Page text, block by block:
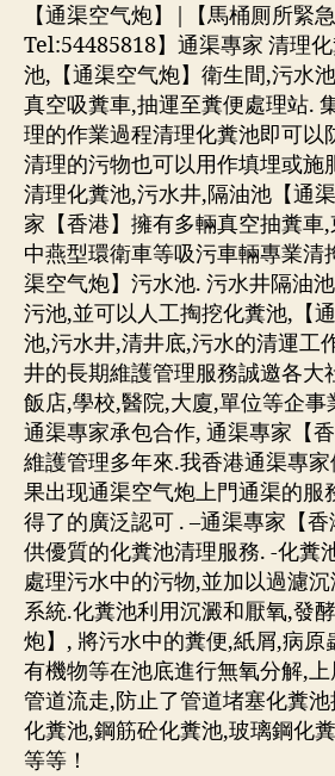
【通渠空气炮】|【馬桶厠所緊
Tel:54485818】通渠專家 清理
池,【通渠空气炮】衛生間,污水
真空吸糞車,抽運至糞便處理站.
理的作業過程清理化糞池即可以
清理的污物也可以用作填埋或施
清理化糞池,污水井,隔油池【通
家【香港】擁有多輛真空抽糞車
中燕型環衛車等吸污車輛專業清
渠空气炮】污水池. 污水井隔油
污池,並可以人工掏挖化糞池,【
池,污水井,清井底,污水的清運工
井的長期維護管理服務誠邀各大
飯店,學校,醫院,大廈,單位等企事
通渠專家承包合作, 通渠專家【
維護管理多年來.我香港通渠專
果出现通渠空气炮上門通渠的服
得了的廣泛認可 . –通渠專家【
供優質的化糞池清理服務. -化糞
處理污水中的污物,並加以過濾
系統.化糞池利用沉澱和厭氧,發
炮】, 將污水中的糞便,紙屑,病原
有機物等在池底進行無氧分解,
管道流走,防止了管道堵塞化糞
化糞池,鋼筋砼化糞池,玻璃鋼化
等等！